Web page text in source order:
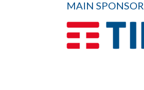
MAIN SPONSOR